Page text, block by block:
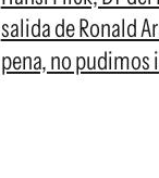
salida de Ronald
pena, no